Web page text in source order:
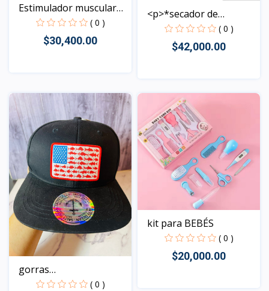
Estimulador muscular
EM...
( 0 )
$30,400.00
<p>*secador de
u&ntilde...
( 0 )
$42,000.00
Vista
gorras
,contramarcadas...
( 0 )
kit para BEBÉS
( 0 )
$20,000.00